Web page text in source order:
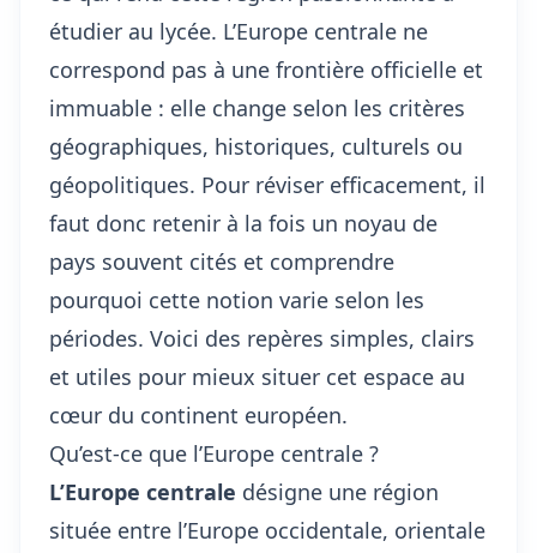
étudier au lycée. L’Europe centrale ne
correspond pas à une frontière officielle et
immuable : elle change selon les critères
géographiques, historiques, culturels ou
géopolitiques. Pour réviser efficacement, il
faut donc retenir à la fois un noyau de
pays souvent cités et comprendre
pourquoi cette notion varie selon les
périodes. Voici des repères simples, clairs
et utiles pour mieux situer cet espace au
cœur du continent européen.
Qu’est-ce que l’Europe centrale ?
L’Europe centrale désigne une région
située entre l’Europe occidentale, orientale